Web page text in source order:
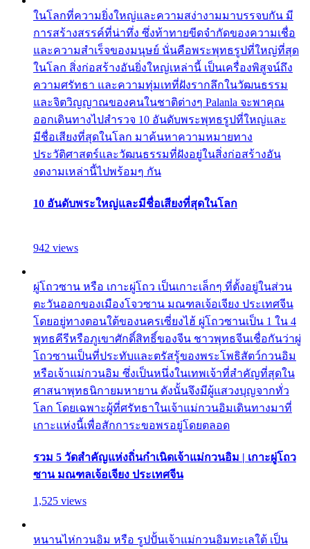
ในโลกที่ความยิ่งใหญ่และความสง่างามมาบรรจบกัน มี
การสร้างสรรค์ที่น่าทึ่ง ซึ่งท้าทายขีดจำกัดของความเชื่อ
และความสำเร็จของมนุษย์ นั่นคือพระพุทธรูปที่ใหญ่ที่สุด
ในโลก สิ่งก่อสร้างอันยิ่งใหญ่เหล่านี้ เป็นเครื่องพิสูจน์ถึง
ความศรัทธา และความทุ่มเทที่ฝังรากลึกในวัฒนธรรม
และจิตวิญญาณของคนในชาติต่างๆ Palanla จะพาคุณ
ออกเดินทางไปสำรวจ 10 อันดับพระพุทธรูปที่ใหญ่และ
มีชื่อเสียงที่สุดในโลก มาค้นหาความหมายทาง
ประวัติศาสตร์และวัฒนธรรมที่ฝังอยู่ในสิ่งก่อสร้างอัน
งดงามเหล่านี้ไปพร้อมๆ กัน
10 อันดับพระใหญ่และมีชื่อเสียงที่สุดในโลก
942 views
ผู่โถวซาน หรือ เกาะผู่โถว เป็นเกาะเล็กๆ ที่ตั้งอยู่ในส่วน
ตะวันออกของเมืองโจวซาน มณฑลเจ้อเจียง ประเทศจีน
โดยอยู่ทางตอนใต้ของนครเซี่ยงไฮ้ ผู่โถวซานเป็น 1 ใน 4
พุทธคีรีหรือภูเขาศักดิ์สิทธิ์ของจีน ชาวพุทธจีนเชื่อกันว่าผู่
โถวซานเป็นที่ประทับและตรัสรู้ของพระโพธิสัตว์กวนอิม
หรือเจ้าแม่กวนอิม ซึ่งเป็นหนึ่งในเทพเจ้าที่สำคัญที่สุดใน
ศาสนาพุทธนิกายมหายาน ดังนั้นจึงมีผู้แสวงบุญจากทั่ว
โลก โดยเฉพาะผู้ที่ศรัทธาในเจ้าแม่กวนอิมเดินทางมาที่
เกาะแห่งนี้เพื่อสักการะขอพรอยู่โดยตลอด
รวม 5 วัดสำคัญแห่งถิ่นกำเนิดเจ้าแม่กวนอิม | เกาะผู่โถว
ซาน มณฑลเจ้อเจียง ประเทศจีน
1,525 views
หนานไห่กวนอิม หรือ รูปปั้นเจ้าแม่กวนอิมทะเลใต้ เป็น